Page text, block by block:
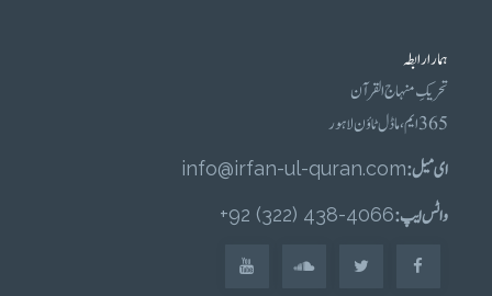
ہمارا رابطہ
تحریکِ منہاج القرآن
365 ایم، ماڈل ٹاؤن لاہور
ای میل :info@irfan-ul-quran.com
واٹس ایپ :4066-438 (322) 92+